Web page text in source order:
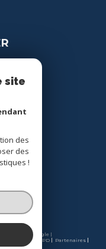
by Google |
Charte RGPD
Partenaires
site
des
des
!